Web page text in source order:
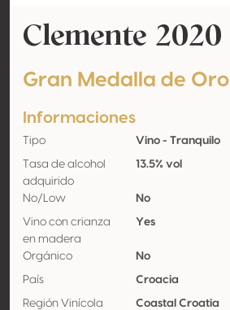
Clemente 2020
Gran Medalla de Oro
Informaciones
Tipo Vino - Tranquilo
Tasa de alcohol
adquirido
13.5% vol
No/Low No
Vino con crianza
en madera
Yes
Orgánico No
País Croacia
Región Vinícola Coastal Croatia